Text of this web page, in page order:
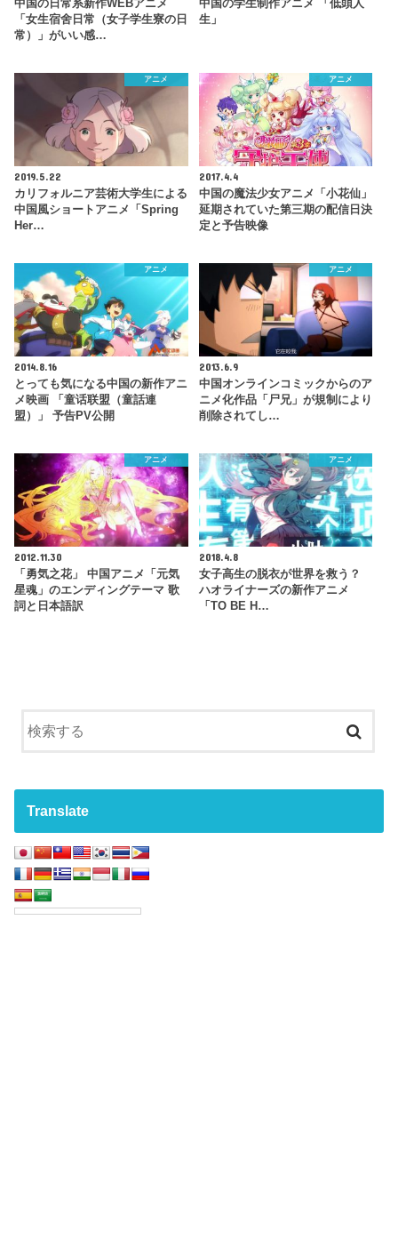
中国の日常系新作WEBアニメ
「女生宿舍日常（女子学生寮の日
常）」がいい感…
中国の学生制作アニメ 「低頭人
生」
アニメ
2019.5.22
カリフォルニア芸術大学生による
中国風ショートアニメ「Spring
Her…
アニメ
2017.4.4
中国の魔法少女アニメ「小花仙」
延期されていた第三期の配信日決
定と予告映像
アニメ
2014.8.16
とっても気になる中国の新作アニ
メ映画 「童话联盟（童話連
盟）」 予告PV公開
アニメ
2013.6.9
中国オンラインコミックからのア
ニメ化作品「尸兄」が規制により
削除されてし…
アニメ
2012.11.30
「勇気之花」 中国アニメ「元気
星魂」のエンディングテーマ 歌
詞と日本語訳
アニメ
2018.4.8
女子高生の脱衣が世界を救う？
ハオライナーズの新作アニメ
「TO BE H…
Translate